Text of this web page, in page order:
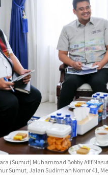
(Sumut) Muhammad Bobby Afif
Sumut, Jalan Sudirman Nomor 41,